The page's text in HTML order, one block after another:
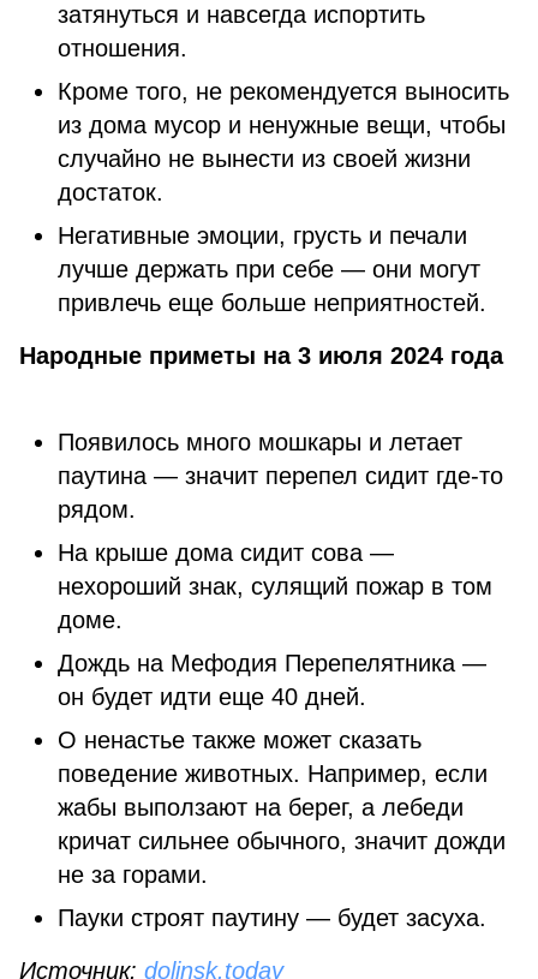
затянуться и навсегда испортить
отношения.
Кроме того, не рекомендуется выносить
из дома мусор и ненужные вещи, чтобы
случайно не вынести из своей жизни
достаток.
Негативные эмоции, грусть и печали
лучше держать при себе — они могут
привлечь еще больше неприятностей.
Народные приметы на 3 июля 2024 года
Появилось много мошкары и летает
паутина — значит перепел сидит где-то
рядом.
На крыше дома сидит сова —
нехороший знак, сулящий пожар в том
доме.
Дождь на Мефодия Перепелятника —
он будет идти еще 40 дней.
О ненастье также может сказать
поведение животных. Например, если
жабы выползают на берег, а лебеди
кричат сильнее обычного, значит дожди
не за горами.
Пауки строят паутину — будет засуха.
Источник: dolinsk.today